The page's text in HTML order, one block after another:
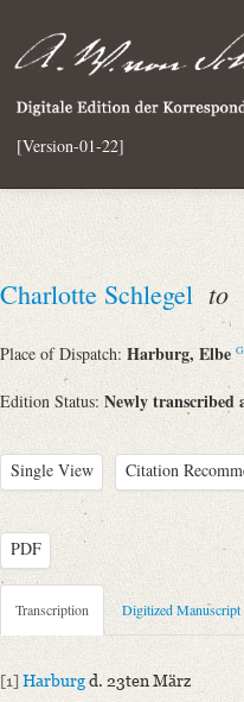
[Version-01-22]
Charlotte Schlegel to
Place of Dispatch: Harburg, Elbe
Edition Status: Newly transcribed
Single View Citation
PDF
Metadata Concerning
Sender: Charlotte Schlegel
Recipient: August Wilhelm
Transcription Digitized Manuscript
[1] Harburgd. 23ten März